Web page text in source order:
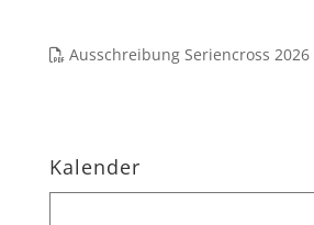
Ausschreibung Seriencross 2026
Kalender